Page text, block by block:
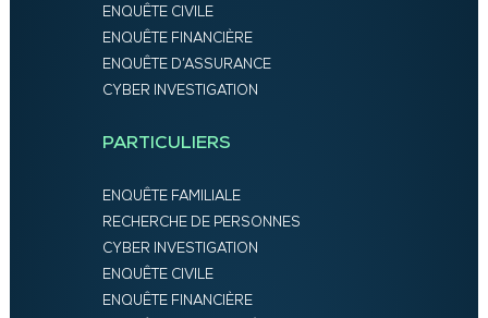
ENQUÊTE CIVILE
ENQUÊTE FINANCIÈRE
ENQUÊTE D’ASSURANCE
CYBER INVESTIGATION
PARTICULIERS
ENQUÊTE FAMILIALE
RECHERCHE DE PERSONNES
CYBER INVESTIGATION
ENQUÊTE CIVILE
ENQUÊTE FINANCIÈRE